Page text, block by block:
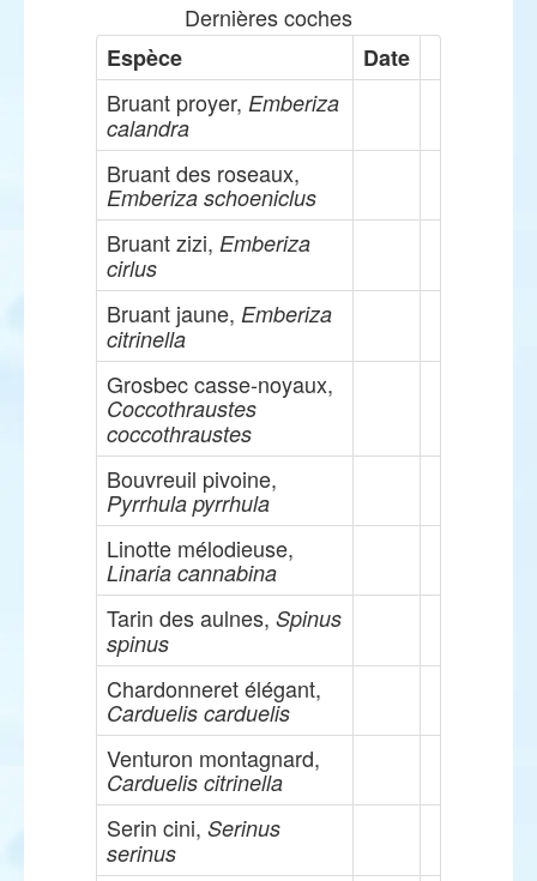
Dernières coches
Espèce
Date
Bruant proyer, Emberiza
calandra
Bruant des roseaux,
Emberiza schoeniclus
Bruant zizi, Emberiza
cirlus
Bruant jaune, Emberiza
citrinella
Grosbec casse-noyaux,
Coccothraustes
coccothraustes
Bouvreuil pivoine,
Pyrrhula pyrrhula
Linotte mélodieuse,
Linaria cannabina
Tarin des aulnes, Spinus
spinus
Chardonneret élégant,
Carduelis carduelis
Venturon montagnard,
Carduelis citrinella
Serin cini, Serinus
serinus